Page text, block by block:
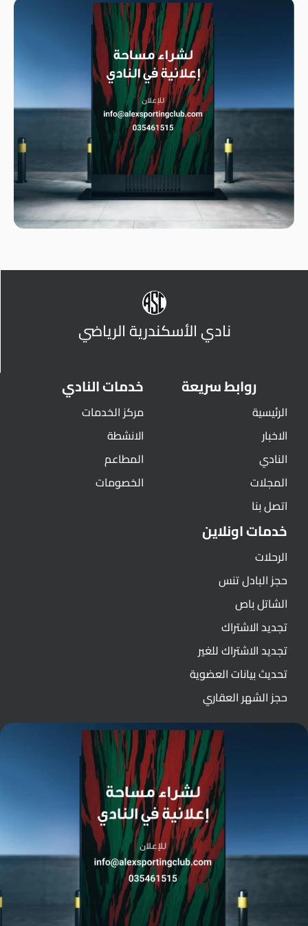
نادي الأسكندرية الرياضي
روابط سريعة
الرئيسية
الاخبار
النادي
المجلات
اتصل بنا
خدمات النادي
مركز الخدمات
الانشطة
المطاعم
الخصومات
خدمات اونلاين
الرحلات
حجز البادل تنس
الشاتل باص
تجديد الاشتراك
تجديد الاشتراك للغير
تحديث بيانات العضوية
حجز الشهر العقاري